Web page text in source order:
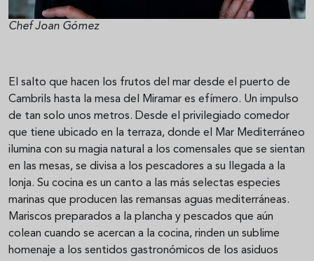
Chef Joan Gómez
El salto que hacen los frutos del mar desde el puerto de
Cambrils hasta la mesa del Miramar es efímero. Un impulso
de tan solo unos metros. Desde el privilegiado comedor
que tiene ubicado en la terraza, donde el Mar Mediterráneo
ilumina con su magia natural a los comensales que se sientan
en las mesas, se divisa a los pescadores a su llegada a la
lonja. Su cocina es un canto a las más selectas especies
marinas que producen las remansas aguas mediterráneas.
Mariscos preparados a la plancha y pescados que aún
colean cuando se acercan a la cocina, rinden un sublime
homenaje a los sentidos gastronómicos de los asiduos